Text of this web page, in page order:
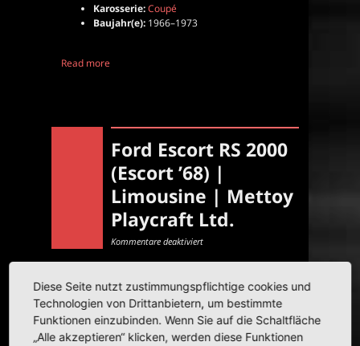
Karosserie:Coupé
Baujahr(e): 1966–1973
Read more
Ford Escort RS 2000
(Escort ’68) |
Limousine | Mettoy
Playcraft Ltd.
Kommentare deaktiviertfür
RS
(Escort
’68)
Limousine
|
Mettoy
Playcraft
Ltd.
Diese Seite nutzt zustimmungspflichtige cookies und
Technologien von Drittanbietern, um bestimmte
Funktionen einzubinden. Wenn Sie auf die Schaltfläche
„Alle akzeptieren“ klicken, werden diese Funktionen